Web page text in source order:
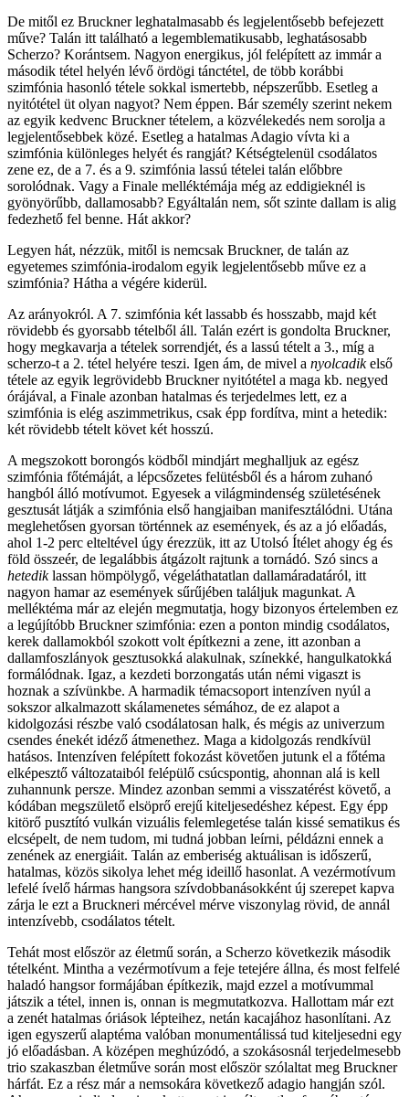
De mitől ez Bruckner leghatalmasabb és legjelentősebb befejezett
műve? Talán itt található a legemblematikusabb, leghatásosabb
Scherzo? Korántsem. Nagyon energikus, jól felépített az immár a
második tétel helyén lévő ördögi tánctétel, de több korábbi
szimfónia hasonló tétele sokkal ismertebb, népszerűbb. Esetleg a
nyitótétel üt olyan nagyot? Nem éppen. Bár személy szerint nekem
az egyik kedvenc Bruckner tételem, a közvélekedés nem sorolja a
legjelentősebbek közé. Esetleg a hatalmas Adagio vívta ki a
szimfónia különleges helyét és rangját? Kétségtelenül csodálatos
zene ez, de a 7. és a 9. szimfónia lassú tételei talán előbbre
sorolódnak. Vagy a Finale melléktémája még az eddigieknél is
gyönyörűbb, dallamosabb? Egyáltalán nem, sőt szinte dallam is alig
fedezhető fel benne. Hát akkor?
Legyen hát, nézzük, mitől is nemcsak Bruckner, de talán az
egyetemes szimfónia-irodalom egyik legjelentősebb műve ez a
szimfónia? Hátha a végére kiderül.
Az arányokról. A 7. szimfónia két lassabb és hosszabb, majd két
rövidebb és gyorsabb tételből áll. Talán ezért is gondolta Bruckner,
hogy megkavarja a tételek sorrendjét, és a lassú tételt a 3., míg a
scherzo-t a 2. tétel helyére teszi. Igen ám, de mivel a nyolcadikelső
tétele az egyik legrövidebb Bruckner nyitótétel a maga kb. negyed
órájával, a Finale azonban hatalmas és terjedelmes lett, ez a
szimfónia is elég aszimmetrikus, csak épp fordítva, mint a hetedik:
két rövidebb tételt követ két hosszú.
A megszokott borongós ködből mindjárt meghalljuk az egész
szimfónia főtémáját, a lépcsőzetes felütésből és a három zuhanó
hangból álló motívumot. Egyesek a világmindenség születésének
gesztusát látják a szimfónia első hangjaiban manifesztálódni. Utána
meglehetősen gyorsan történnek az események, és az a jó előadás,
ahol 1-2 perc elteltével úgy érezzük, itt az Utolsó Ítélet ahogy ég és
föld összeér, de legalábbis átgázolt rajtunk a tornádó. Szó sincs a
hetediklassan hömpölygő, végeláthatatlan dallamáradatáról, itt
nagyon hamar az események sűrűjében találjuk magunkat. A
melléktéma már az elején megmutatja, hogy bizonyos értelemben ez
a legújítóbb Bruckner szimfónia: ezen a ponton mindig csodálatos,
kerek dallamokból szokott volt építkezni a zene, itt azonban a
dallamfoszlányok gesztusokká alakulnak, színekké, hangulkatokká
formálódnak. Igaz, a kezdeti borzongatás után némi vigaszt is
hoznak a szívünkbe. A harmadik témacsoport intenzíven nyúl a
sokszor alkalmazott skálamenetes sémához, de ez alapot a
kidolgozási részbe való csodálatosan halk, és mégis az univerzum
csendes énekét idéző átmenethez. Maga a kidolgozás rendkívül
hatásos. Intenzíven felépített fokozást követően jutunk el a főtéma
elképesztő változataiból felépülő csúcspontig, ahonnan alá is kell
zuhannunk persze. Mindez azonban semmi a visszatérést követő, a
kódában megszülető elsöprő erejű kiteljesedéshez képest. Egy épp
kitörő pusztító vulkán vizuális felemlegetése talán kissé sematikus és
elcsépelt, de nem tudom, mi tudná jobban leírni, példázni ennek a
zenének az energiáit. Talán az emberiség aktuálisan is időszerű,
hatalmas, közös sikolya lehet még ideillő hasonlat. A vezérmotívum
lefelé ívelő hármas hangsora szívdobbanásokként új szerepet kapva
zárja le ezt a Bruckneri mércével mérve viszonylag rövid, de annál
intenzívebb, csodálatos tételt.
Tehát most először az életmű során, a Scherzo következik második
tételként. Mintha a vezérmotívum a feje tetejére állna, és most felfelé
haladó hangsor formájában építkezik, majd ezzel a motívummal
játszik a tétel, innen is, onnan is megmutatkozva. Hallottam már ezt
a zenét hatalmas óriások lépteihez, netán kacajához hasonlítani. Az
igen egyszerű alaptéma valóban monumentálissá tud kiteljesedni egy
jó előadásban. A középen meghúzódó, a szokásosnál terjedelmesebb
trio szakaszban életműve során most először szólaltat meg Bruckner
hárfát. Ez a rész már a nemsokára következő adagio hangján szól.